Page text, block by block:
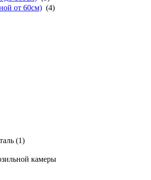
от 60см) (4)
(1)
камеры